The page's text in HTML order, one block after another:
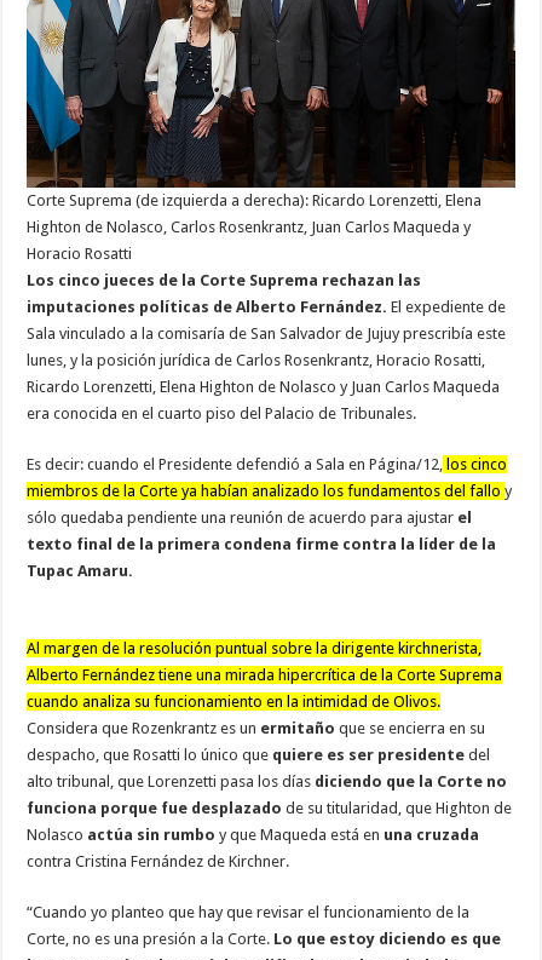
Corte Suprema (de izquierda a derecha): Ricardo Lorenzetti, Elena
Highton de Nolasco, Carlos Rosenkrantz, Juan Carlos Maqueda y
Horacio Rosatti
Los cinco jueces de la Corte Suprema rechazan las
imputaciones políticas de Alberto Fernández. El expediente de
Sala vinculado a la comisaría de San Salvador de Jujuy prescribía este
lunes, y la posición jurídica de Carlos Rosenkrantz, Horacio Rosatti,
Ricardo Lorenzetti, Elena Highton de Nolasco y Juan Carlos Maqueda
era conocida en el cuarto piso del Palacio de Tribunales.
Es decir: cuando el Presidente defendió a Sala en Página/12, los cinco
miembros de la Corte ya habían analizado los fundamentos del falloy
sólo quedaba pendiente una reunión de acuerdo para ajustar el
texto final de la primera condena firme contra la líder de la
Tupac Amaru.
Al margen de la resolución puntual sobre la dirigente kirchnerista,
Alberto Fernández tiene una mirada hipercrítica de la Corte Suprema
cuando analiza su funcionamiento en la intimidad de Olivos.
Considera que Rozenkrantz es un ermitaño que se encierra en su
despacho, que Rosatti lo único que quiere es ser presidente del
alto tribunal, que Lorenzetti pasa los días diciendo que la Corte no
funciona porque fue desplazadode su titularidad, que Highton de
Nolasco actúa sin rumbo y que Maqueda está en una cruzada
contra Cristina Fernández de Kirchner.
“Cuando yo planteo que hay que revisar el funcionamiento de la
Corte, no es una presión a la Corte. Lo que estoy diciendo es que